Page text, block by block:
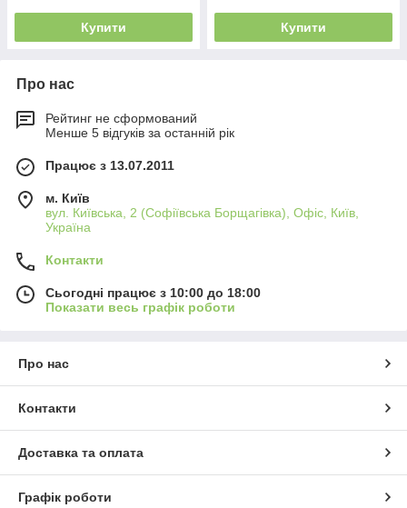
Купити Купити
Про нас
Рейтинг не сформований
Менше 5 відгуків за останній рік
Працює з 13.07.2011
м. Київ
вул. Київська, 2 (Софіївська Борщагівка), Офіс, Київ,
Україна
Контакти
Сьогодні працює з 10:00 до 18:00
Показати весь графік роботи
Про нас
Контакти
Доставка та оплата
Графік роботи